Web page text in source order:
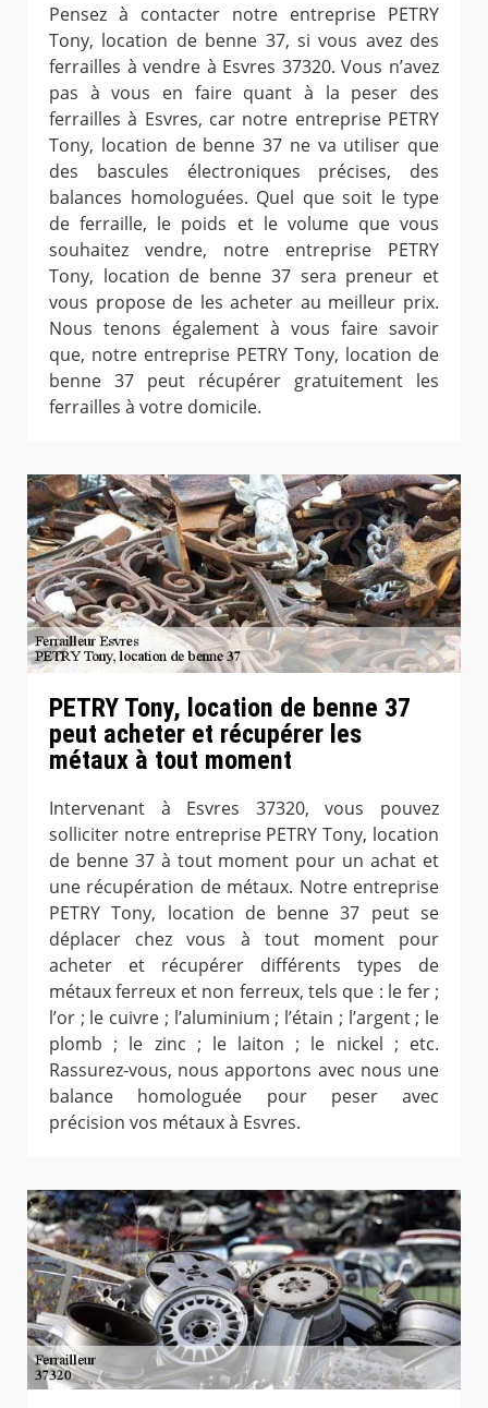
Pensez à contacter notre entreprise PETRY
Tony, location de benne 37, si vous avez des
ferrailles à vendre à Esvres 37320. Vous n’avez
pas à vous en faire quant à la peser des
ferrailles à Esvres, car notre entreprise PETRY
Tony, location de benne 37 ne va utiliser que
des bascules électroniques précises, des
balances homologuées. Quel que soit le type
de ferraille, le poids et le volume que vous
souhaitez vendre, notre entreprise PETRY
Tony, location de benne 37 sera preneur et
vous propose de les acheter au meilleur prix.
Nous tenons également à vous faire savoir
que, notre entreprise PETRY Tony, location de
benne 37 peut récupérer gratuitement les
ferrailles à votre domicile.
PETRY Tony, location de benne 37
peut acheter et récupérer les
métaux à tout moment
Intervenant à Esvres 37320, vous pouvez
solliciter notre entreprise PETRY Tony, location
de benne 37 à tout moment pour un achat et
une récupération de métaux. Notre entreprise
PETRY Tony, location de benne 37 peut se
déplacer chez vous à tout moment pour
acheter et récupérer différents types de
métaux ferreux et non ferreux, tels que : le fer ;
l’or ; le cuivre ; l’aluminium ; l’étain ; l’argent ; le
plomb ; le zinc ; le laiton ; le nickel ; etc.
Rassurez-vous, nous apportons avec nous une
balance homologuée pour peser avec
précision vos métaux à Esvres.